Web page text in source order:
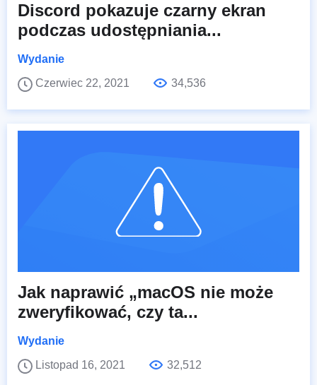
Discord pokazuje czarny ekran
podczas udostępniania...
Wydanie
Czerwiec 22, 2021
34,536
Jak naprawić „macOS nie może
zweryfikować, czy ta...
Wydanie
Listopad 16, 2021
32,512